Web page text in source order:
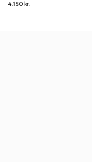
4.150 kr.